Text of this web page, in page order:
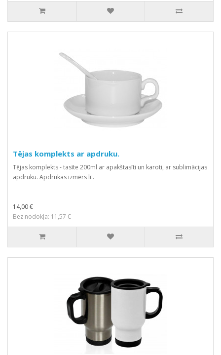
Tējas komplekts ar apdruku.
Tējas komplekts - tasīte 200ml ar apakštasīti un karoti, ar sublimācijas
apdruku. Apdrukas izmērs lī..
14,00 €
Bez nodokļa: 11,57 €